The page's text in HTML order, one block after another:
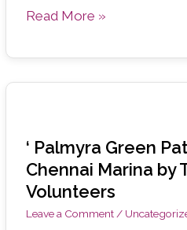
Read More »
‘ Palmyra Green
Chennai Marina by
Volunteers
Leave a Comment /
Green
Pathway
along